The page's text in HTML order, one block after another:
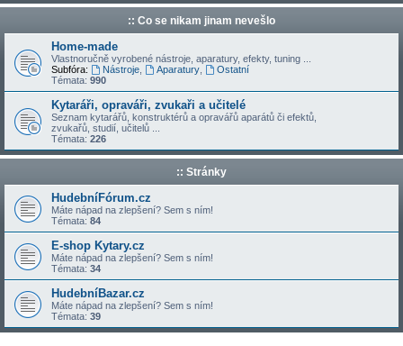
:: Co se nikam jinam nevešlo
Home-made
Vlastnoručně vyrobené nástroje, aparatury, efekty, tuning ...
Subfóra:
Nástroje, Aparatury,
Ostatní
Témata: 990
Kytaráři, opraváři, zvukaři a učitelé
Seznam kytarářů, konstruktérů a opravářů aparátů či efektů,
zvukařů, studií, učitelů ...
Témata: 226
:: Stránky
HudebníFórum.cz
Máte nápad na zlepšení? Sem s ním!
Témata: 84
E-shop Kytary.cz
Máte nápad na zlepšení? Sem s ním!
Témata: 34
HudebníBazar.cz
Máte nápad na zlepšení? Sem s ním!
Témata: 39